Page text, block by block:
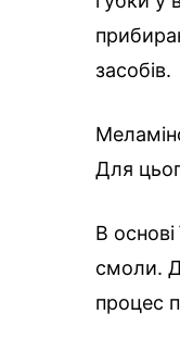
засобів.
Для
В
смоли.
процес